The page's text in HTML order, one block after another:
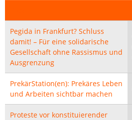
Pegida in Frankfurt? Schluss
damit! – Für eine solidarische
Gesellschaft ohne Rassismus und
Ausgrenzung
PrekärStation(en): Prekäres Leben
und Arbeiten sichtbar machen
Proteste vor konstituierender